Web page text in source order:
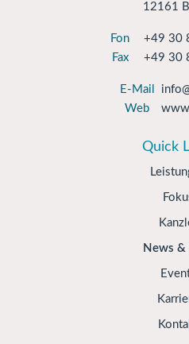
12161
Fon
+49 30
Fax
+49 30
E-Mail
Web
Quick
News &